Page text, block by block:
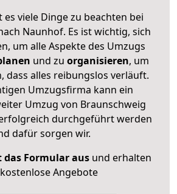
es viele Dinge zu beachten bei
Naunhof. Es ist wichtig, sich
um alle Aspekte des Umzugs
und zu organisieren, um
dass alles reibungslos verläuft.
Umzugsfirma kann ein
Umzug von Braunschweig
durchgeführt werden
dafür sorgen wir.
das Formular ausund erhalten
Angebote